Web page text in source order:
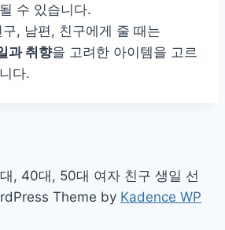
수 있습니다.
, 남편, 친구에게 줄 때는
과 취향을 고려한 아이템을 고르
다.
, 40대, 50대 여자 친구 생일 선
Theme by Kadence WP